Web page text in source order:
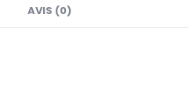
AVIS (0)